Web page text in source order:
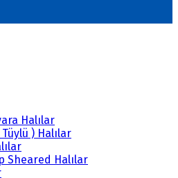
Halılar
) Halılar
Sheared Halılar